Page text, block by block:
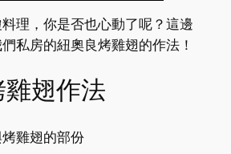
理，你是否也心動了呢？這邊
私房的紐奧良烤雞翅的作法！
翅作法
雞翅的部份